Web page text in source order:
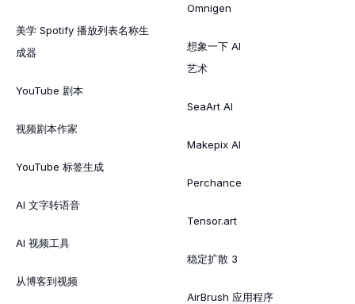
美学 Spotify 播放列表名称生
成器
YouTube 剧本
视频剧本作家
YouTube 标签生成
AI 文字转语音
AI 视频工具
从博客到视频
Omnigen
想象一下 AI
艺术
SeaArt AI
Makepix AI
Perchance
Tensor.art
稳定扩散 3
AirBrush 应用程序